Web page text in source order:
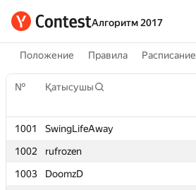
Алгоритм 2017
Положение Правила Расписание
№ Қатысушы
1001 SwingLifeAway
1002
rufrozen
1003
DoomzD
№ Қатысушы
1001 SwingLifeAway
1002
rufrozen
1003
DoomzD